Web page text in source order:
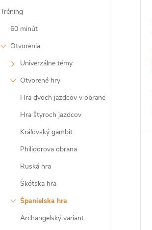
Tréning
60 minút
Otvorenia
Univerzálne témy
Otvorené hry
Hra dvoch jazdcov v obrane
Hra štyroch jazdcov
Kráľovský gambit
Philidorova obrana
Ruská hra
Škótska hra
Španielska hra
Archangelský variant
k